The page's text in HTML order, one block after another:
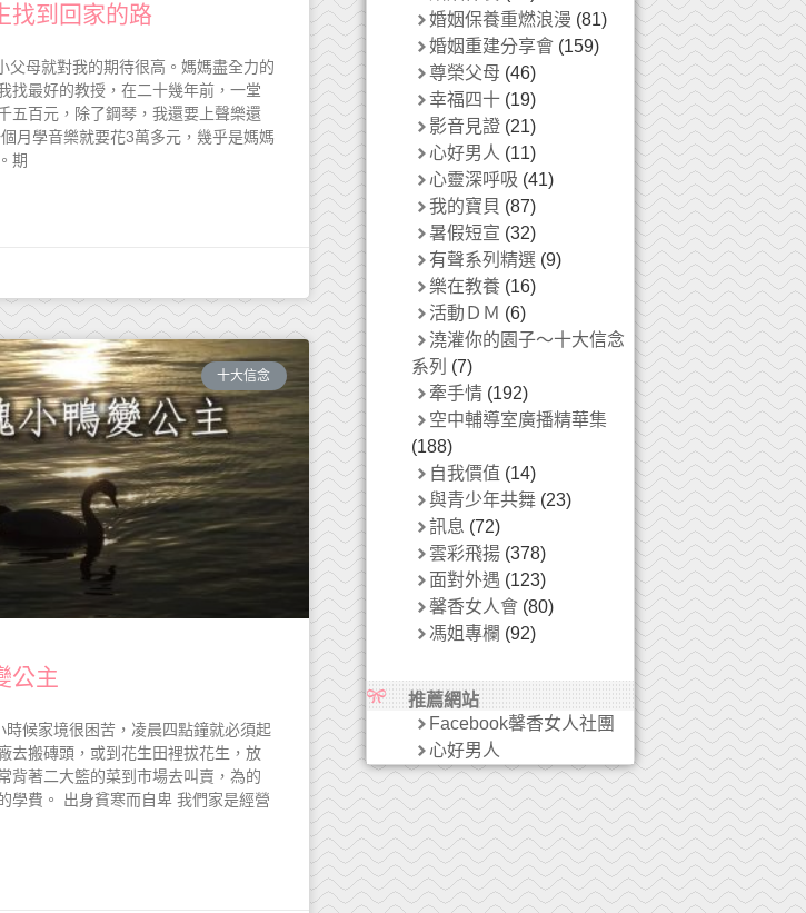
找到回家的路
父母就對我的期待很高。媽媽盡全力的
找最好的教授，在二十幾年前，一堂
五百元，除了鋼琴，我還要上聲樂還
月學音樂就要花3萬多元，幾乎是媽媽
期
十大信念
公主
時候家境很困苦，凌晨四點鐘就必須起
去搬磚頭，或到花生田裡拔花生，放
背著二大籃的菜到市場去叫賣，為的
學費。 出身貧寒而自卑 我們家是經營
婚姻保養重燃浪漫 (81)
婚姻重建分享會(159)
尊榮父母 (46)
幸福四十(19)
影音見證(21)
心好男人 (11)
心靈深呼吸 (41)
我的寶貝 (87)
暑假短宣 (32)
有聲系列精選(9)
樂在教養(16)
活動ＤＭ (6)
澆灌你的園子～十大信念
系列 (7)
牽手情(192)
空中輔導室廣播精華集
(188)
自我價值 (14)
與青少年共舞(23)
訊息 (72)
雲彩飛揚(378)
面對外遇 (123)
馨香女人會(80)
馮姐專欄 (92)
推薦網站
Facebook馨香女人社團
心好男人